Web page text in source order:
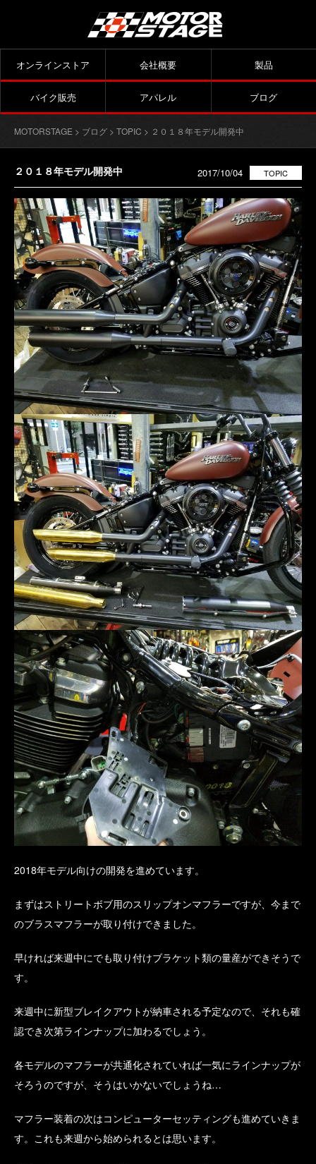
オンラインストア 会社概要 製品
バイク販売 アパレル ブログ
MOTORSTAGE > ブログ > TOPIC > ２０１８年モデル開発中
２０１８年モデル開発中 TOPIC
2017/10/04
2018年モデル向けの開発を進めています。
まずはストリートボブ用のスリップオンマフラーですが、今まで
のブラスマフラーが取り付けできました。
早ければ来週中にでも取り付けブラケット類の量産ができそうで
す。
来週中に新型ブレイクアウトが納車される予定なので、それも確
認でき次第ラインナップに加わるでしょう。
各モデルのマフラーが共通化されていれば一気にラインナップが
そろうのですが、そうはいかないでしょうね…
マフラー装着の次はコンピューターセッティングも進めていきま
す。これも来週から始められるとは思います。